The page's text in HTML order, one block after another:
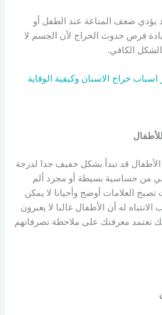
يؤدي ضعف المناعة عند الطفل أو
فرص حدوث الخراج لأن الجسم لا
الكافي.
اسباب خراج الاسنان وكيفية الوقاية
قد تبدأ بشكل خفيف جدا لدرجة
من حساسية بسيطة أو مجرد ألم
العلامات أوضح وأحيانا لا يمكن
له أن الأطفال غالبا لا يعبرون
تعتمد معرفتك على ملاحظة تصرفاتهم